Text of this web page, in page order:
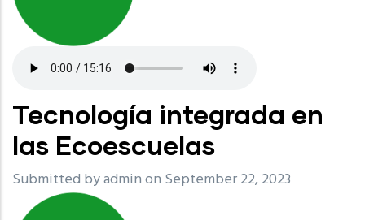
Tecnología integrada en
las Ecoescuelas
Submitted byadminon September 22, 2023